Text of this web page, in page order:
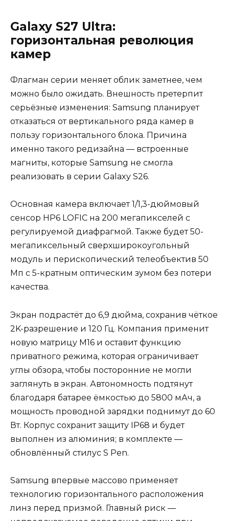
Galaxy S27 Ultra:
горизонтальная революция
камер
Флагман серии меняет облик заметнее, чем
можно было ожидать. Внешность претерпит
серьёзные изменения: Samsung планирует
отказаться от вертикального ряда камер в
пользу горизонтального блока. Причина
именно такого редизайна — встроенные
магниты, которые Samsung не смогла
реализовать в серии Galaxy S26.
Основная камера включает 1/1,3-дюймовый
сенсор HP6 LOFIC на 200 мегапикселей с
регулируемой диафрагмой. Также будет 50-
мегапиксельный сверхширокоугольный
модуль и перископический телеобъектив 50
Мп с 5-кратным оптическим зумом без потери
качества.
Экран подрастёт до 6,9 дюйма, сохранив чёткое
2K-разрешение и 120 Гц. Компания применит
новую матрицу M16 и оставит функцию
приватного режима, которая ограничивает
углы обзора, чтобы посторонние не могли
заглянуть в экран. Автономность подтянут
благодаря батарее ёмкостью до 5800 мАч, а
мощность проводной зарядки поднимут до 60
Вт. Корпус сохранит защиту IP68 и будет
выполнен из алюминия; в комплекте —
обновлённый стилус S Pen.
Samsung впервые массово применяет
технологию горизонтального расположения
линз перед призмой. Главный риск —